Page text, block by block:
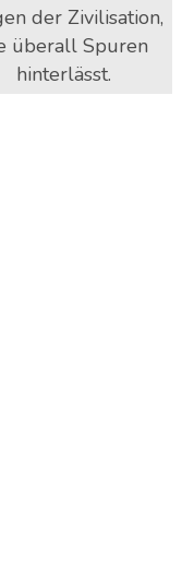
der Zivilisation,
überall Spuren
hinterlässt.